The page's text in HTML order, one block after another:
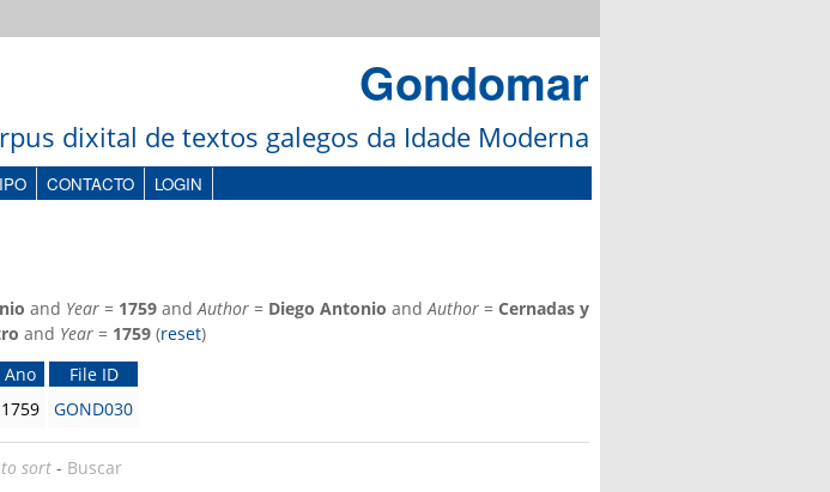
Gondomar
dixital de textos galegos da Idade Moderna
CONTACTO LOGIN
and Year = 1759 and Author = Diego Antonio and Author = Cernadas y
and Year = 1759 (reset)
Ano
File ID
1759 GOND030
sort - Buscar